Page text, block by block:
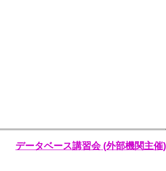
データベース講習会 (外部機関主催)